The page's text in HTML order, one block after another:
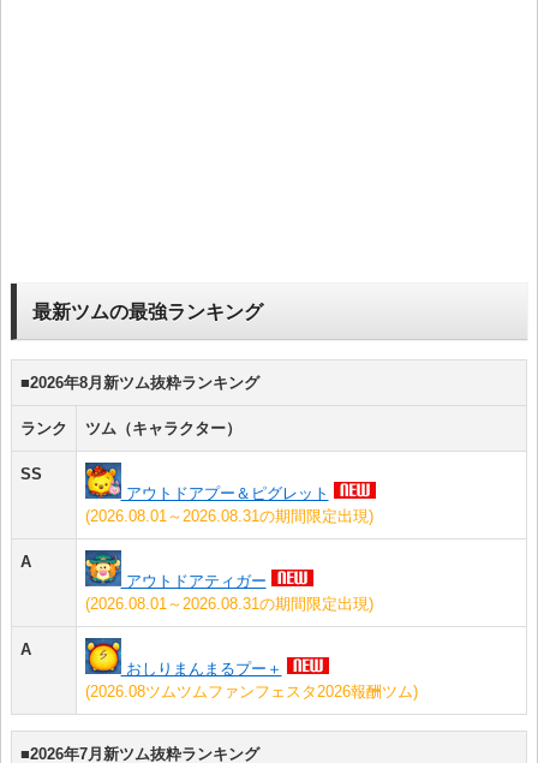
最新ツムの最強ランキング
■2026年8月新ツム抜粋ランキング
ランク ツム（キャラクター）
SS
アウトドアプー＆ピグレット
(2026.08.01～2026.08.31の期間限定出現)
A
アウトドアティガー
(2026.08.01～2026.08.31の期間限定出現)
A
おしりまんまるプー＋
(2026.08ツムツムファンフェスタ2026報酬ツム)
■2026年7月新ツム抜粋ランキング